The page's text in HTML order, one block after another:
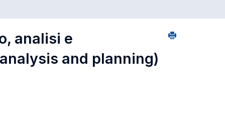
analisi e
and planning)